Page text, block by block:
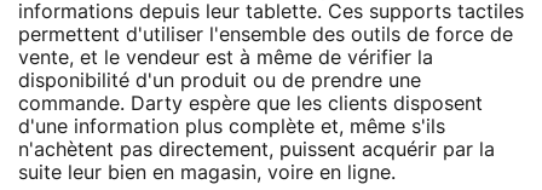
informations depuis leur tablette. Ces supports tactiles
permettent d'utiliser l'ensemble des outils de force de
vente, et le vendeur est à même de vérifier la
disponibilité d'un produit ou de prendre une
commande. Darty espère que les clients disposent
d'une information plus complète et, même s'ils
n'achètent pas directement, puissent acquérir par la
suite leur bien en magasin, voire en ligne.